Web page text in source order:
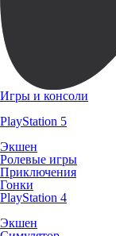
Игры и консоли
PlayStation 5
Экшен
Ролевые игры
Приключения
Гонки
PlayStation 4
Экшен